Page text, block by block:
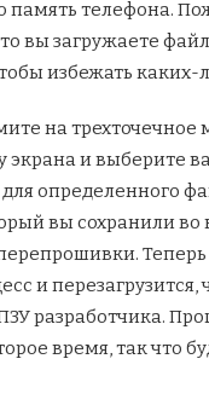
телефона.
вы загружаете
избежать каких-
на
экрана и выберите
определенного
вы сохранили во
Теперь
и перезагрузится,
разработчика.
время, так что